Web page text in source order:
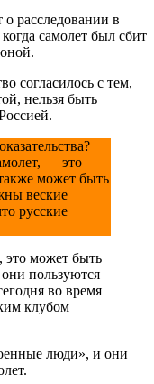
расследовании в
самолет был сбит
согласилось с тем,
нельзя быть
— это
может быть
веские
русские
это может быть
пользуются
во время
клубом
люди», и они